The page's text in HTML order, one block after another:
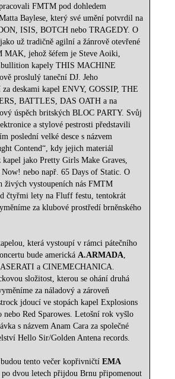
FMTM pod dohledem
Baylese, který své umění potvrdil na
ISIS, BOTCH nebo TRAGEDY. O
už tradičně agilní a žánrově otevřené
MAK, jehož šéfem je Steve Aoiki,
kapely THIS MACHINE
proslulý taneční DJ. Jeho
deskami kapel ENVY, GOSSIP, THE
BATTLES, DAS OATH a na
úspěch britských BLOC PARTY. Svůj
a stylové pestrosti představili
poslední velké desce s názvem
Contend“, kdy jejich materiál
jako Pretty Girls Make Graves,
nebo např. 65 Days of Static. O
živých vystoupeních nás FMTM
čtyřmi lety na Fluff festu, tentokrát
za klubové prostředí brněnského
která vystoupí v rámci pátečního
bude americkáA.ARMADA,
a CINEMECHANICA.
složitost, kterou se ohání druhá
za náladový a zároveň
jdoucí ve stopách kapel Explosions
Red Sparowes. Letošní rok vyšlo
s názvem Anam Cara za společné
Hello Sir/Golden Antena records.
tento večer kopřivničtíEMA
dvou letech přijdou Brnu připomenout